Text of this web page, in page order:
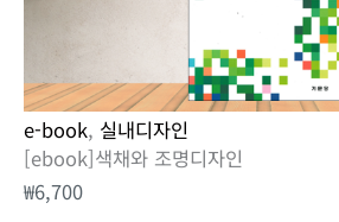
e-book, 실내디자인
[ebook]색채와 조명디자인
₩6,700
디
자
인
수